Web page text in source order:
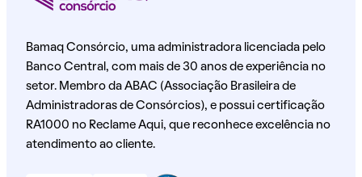
Bamaq Consórcio, uma administradora licenciada pelo
Banco Central, com mais de 30 anos de experiência no
setor. Membro da ABAC (Associação Brasileira de
Administradoras de Consórcios), e possui certificação
RA1000 no Reclame Aqui, que reconhece excelência no
atendimento ao cliente.